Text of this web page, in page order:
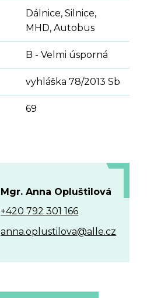
Dálnice, Silnice,
MHD, Autobus
B - Velmi úsporná
vyhláška 78/2013 Sb
69
Mgr. Anna Opluštilová
+420 792 301 166
anna.oplustilova@alle.cz